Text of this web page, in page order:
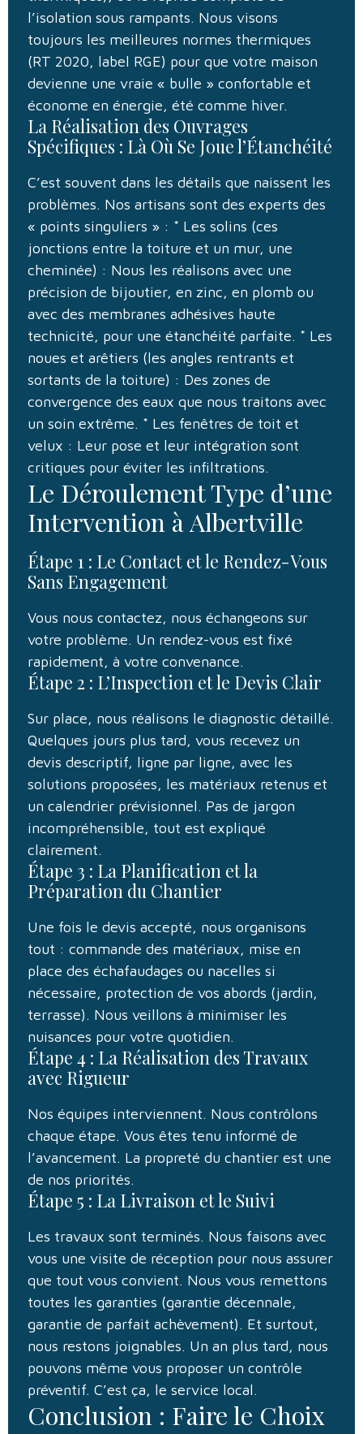
l’isolation sous rampants. Nous visons
toujours les meilleures normes thermiques
(RT 2020, label RGE) pour que votre maison
devienne une vraie « bulle » confortable et
économe en énergie, été comme hiver.
La Réalisation des Ouvrages
Spécifiques : Là Où Se Joue l’Étanchéité
C’est souvent dans les détails que naissent les
problèmes. Nos artisans sont des experts des
« points singuliers » : * Les solins (ces
jonctions entre la toiture et un mur, une
cheminée) : Nous les réalisons avec une
précision de bijoutier, en zinc, en plomb ou
avec des membranes adhésives haute
technicité, pour une étanchéité parfaite. * Les
noues et arêtiers (les angles rentrants et
sortants de la toiture) : Des zones de
convergence des eaux que nous traitons avec
un soin extrême. * Les fenêtres de toit et
velux : Leur pose et leur intégration sont
critiques pour éviter les infiltrations.
Le Déroulement Type d’une
Intervention à Albertville
Étape 1 : Le Contact et le Rendez-Vous
Sans Engagement
Vous nous contactez, nous échangeons sur
votre problème. Un rendez-vous est fixé
rapidement, à votre convenance.
Étape 2 : L’Inspection et le Devis Clair
Sur place, nous réalisons le diagnostic détaillé.
Quelques jours plus tard, vous recevez un
devis descriptif, ligne par ligne, avec les
solutions proposées, les matériaux retenus et
un calendrier prévisionnel. Pas de jargon
incompréhensible, tout est expliqué
clairement.
Étape 3 : La Planification et la
Préparation du Chantier
Une fois le devis accepté, nous organisons
tout : commande des matériaux, mise en
place des échafaudages ou nacelles si
nécessaire, protection de vos abords (jardin,
terrasse). Nous veillons à minimiser les
nuisances pour votre quotidien.
Étape 4 : La Réalisation des Travaux
avec Rigueur
Nos équipes interviennent. Nous contrôlons
chaque étape. Vous êtes tenu informé de
l’avancement. La propreté du chantier est une
de nos priorités.
Étape 5 : La Livraison et le Suivi
Les travaux sont terminés. Nous faisons avec
vous une visite de réception pour nous assurer
que tout vous convient. Nous vous remettons
toutes les garanties (garantie décennale,
garantie de parfait achèvement). Et surtout,
nous restons joignables. Un an plus tard, nous
pouvons même vous proposer un contrôle
préventif. C’est ça, le service local.
Conclusion : Faire le Choix